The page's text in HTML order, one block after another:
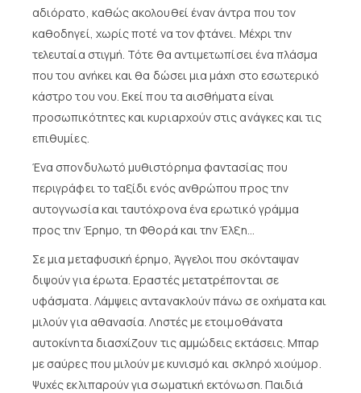
αδιόρατο, καθώς ακολουθεί έναν άντρα που τον
καθοδηγεί, χωρίς ποτέ να τον φτάνει. Μέχρι την
τελευταία στιγμή. Τότε θα αντιμετωπίσει ένα πλάσμα
που του ανήκει και θα δώσει μια μάχη στο εσωτερικό
κάστρο του νου. Εκεί που τα αισθήματα είναι
προσωπικότητες και κυριαρχούν στις ανάγκες και τις
επιθυμίες.
Ένα σπονδυλωτό μυθιστόρημα φαντασίας που
περιγράφει το ταξίδι ενός ανθρώπου προς την
αυτογνωσία και ταυτόχρονα ένα ερωτικό γράμμα
προς την Έρημο, τη Φθορά και την Έλξη…
Σε μια μεταφυσική έρημο, Άγγελοι που σκόνταψαν
διψούν για έρωτα. Εραστές μετατρέπονται σε
υφάσματα. Λάμψεις αντανακλούν πάνω σε οχήματα και
μιλούν για αθανασία. Ληστές με ετοιμοθάνατα
αυτοκίνητα διασχίζουν τις αμμώδεις εκτάσεις. Μπαρ
με σαύρες που μιλούν με κυνισμό και σκληρό χιούμορ.
Ψυχές εκλιπαρούν για σωματική εκτόνωση. Παιδιά